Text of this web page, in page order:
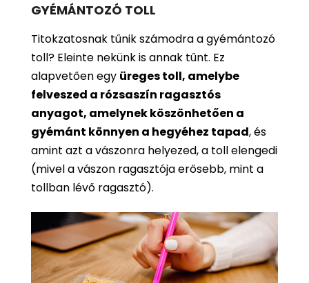
GYÉMÁNTOZÓ TOLL
Titokzatosnak tűnik számodra a gyémántozó
toll? Eleinte nekünk is annak tűnt. Ez
alapvetően egy üreges toll, amelybe
felveszed a rózsaszín ragasztós
anyagot, amelynek köszönhetően a
gyémánt könnyen a hegyéhez tapad, és
amint azt a vászonra helyezed, a toll elengedi
(mivel a vászon ragasztója erősebb, mint a
tollban lévő ragasztó).